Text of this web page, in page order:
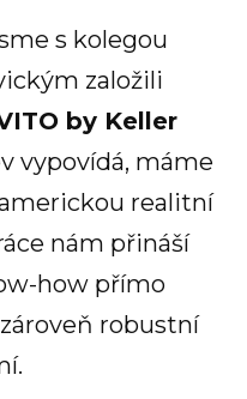
s kolegou
založili
by Keller
vypovídá, máme
realitní
nám přináší
how přímo
robustní